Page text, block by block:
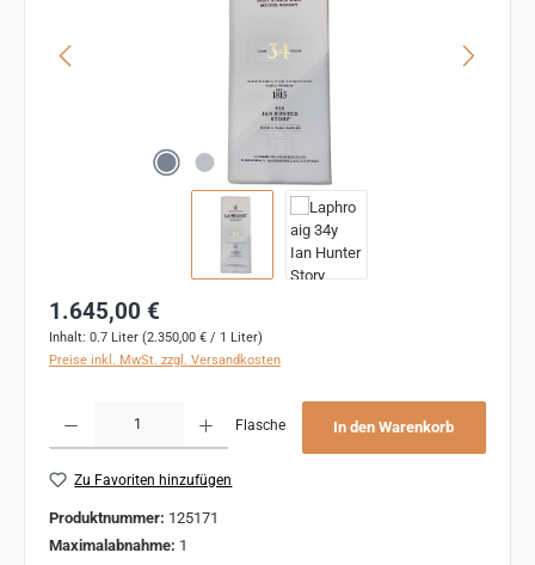
Regulärer Preis:
1.645,00 €
Inhalt: 0.7 Liter (2.350,00 € / 1 Liter)
Preise inkl. MwSt. zzgl. Versandkosten
Flasche In den Warenkorb
Zu Favoriten hinzufügen
Produktnummer: 125171
Maximalabnahme: 1